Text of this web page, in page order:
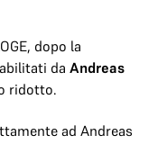
dopo la
da Andreas
ridotto.
ad Andreas